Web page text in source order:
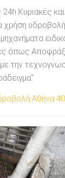
Κυριακές και
χρήση
όπως
την
Αθήνα